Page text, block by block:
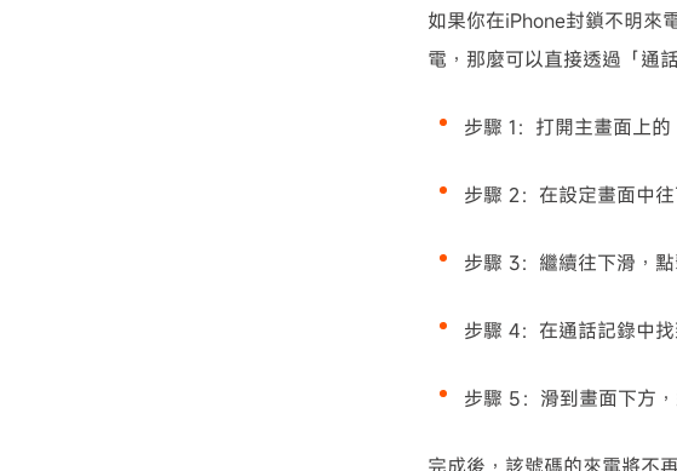
如果你在iPhone封鎖不明來
電，那麼可以直接透過「通
步驟 1： 打開主畫面上的
步驟 2： 在設定畫面中
步驟 3： 繼續往下滑，
步驟 4： 在通話記錄中
步驟 5： 滑到畫面下方